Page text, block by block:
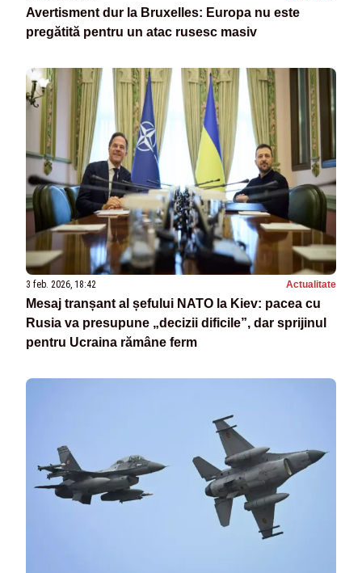
Avertisment dur la Bruxelles: Europa nu este
pregătită pentru un atac rusesc masiv
3 feb. 2026, 18:42 Actualitate
Mesaj tranșant al șefului NATO la Kiev: pacea cu
Rusia va presupune „decizii dificile”, dar sprijinul
pentru Ucraina rămâne ferm